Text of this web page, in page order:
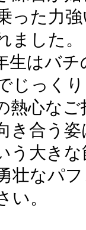
った力
ました。
はバチ
じっく
熱心な
き合う
う大きな
壮なパ
い。